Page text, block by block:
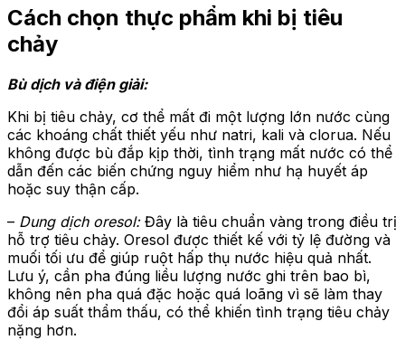
Cách chọn thực phẩm khi bị tiêu
chảy
Bù dịch và điện giải:
Khi bị tiêu chảy, cơ thể mất đi một lượng lớn nước cùng
các khoáng chất thiết yếu như natri, kali và clorua. Nếu
không được bù đắp kịp thời, tình trạng mất nước có thể
dẫn đến các biến chứng nguy hiểm như hạ huyết áp
hoặc suy thận cấp.
– Dung dịch oresol:Đây là tiêu chuẩn vàng trong điều trị
hỗ trợ tiêu chảy. Oresol được thiết kế với tỷ lệ đường và
muối tối ưu để giúp ruột hấp thụ nước hiệu quả nhất.
Lưu ý, cần pha đúng liều lượng nước ghi trên bao bì,
không nên pha quá đặc hoặc quá loãng vì sẽ làm thay
đổi áp suất thẩm thấu, có thể khiến tình trạng tiêu chảy
nặng hơn.